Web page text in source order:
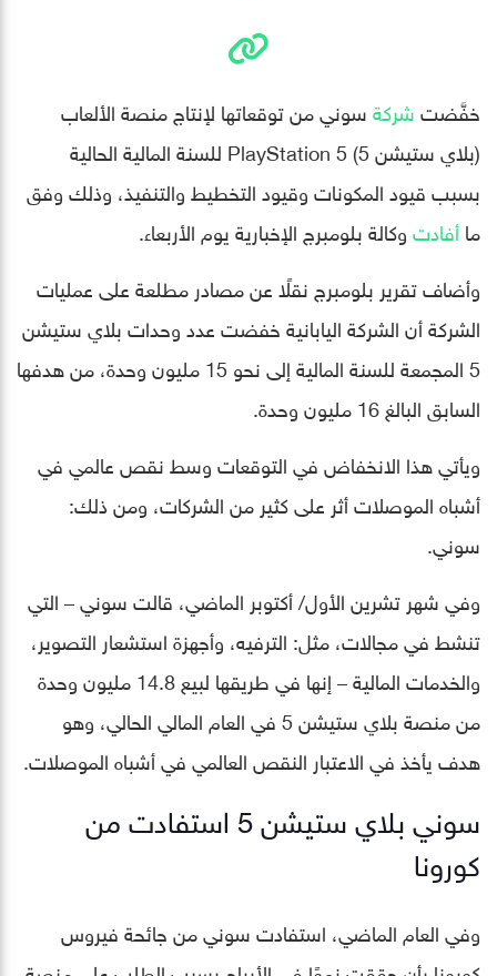
خفَّضتشركةسوني من توقعاتها لإنتاج منصة الألعاب
(بلاي ستيشن 5) PlayStation 5 للسنة المالية الحالية
بسبب قيود المكونات وقيود التخطيط والتنفيذ، وذلك وفق
ماأفادتوكالة بلومبرج الإخبارية يوم الأربعاء.
وأضاف تقرير بلومبرج نقلًا عن مصادر مطلعة على عمليات
الشركة أن الشركة اليابانية خفضت عدد وحدات بلاي ستيشن
5 المجمعة للسنة المالية إلى نحو 15 مليون وحدة، من هدفها
السابق البالغ 16 مليون وحدة.
ويأتي هذا الانخفاض في التوقعات وسط نقص عالمي في
أشباه الموصلات أثر على كثير من الشركات، ومن ذلك:
سوني.
وفي شهر تشرين الأول/ أكتوبر الماضي، قالت سوني – التي
تنشط في مجالات، مثل: الترفيه، وأجهزة استشعار التصوير،
والخدمات المالية – إنها في طريقها لبيع 14.8 مليون وحدة
من منصة بلاي ستيشن 5 في العام المالي الحالي، وهو
هدف يأخذ في الاعتبار النقص العالمي في أشباه الموصلات.
سوني بلاي ستيشن 5 استفادت من
كورونا
وفي العام الماضي، استفادت سوني من جائحة فيروس